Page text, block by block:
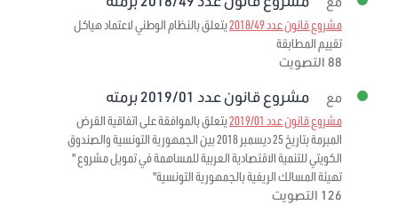
مشروع قانون عدد 2018/49
يتعلق بالنظام الوطني لاعتماد هياكل
تقييم المطابقة
88 التصويت
مع مشروع قانون عدد 2019/01 برمته
مشروع قانون عدد 2019/01
يتعلق بالموافقة على اتفاقية القرض
المبرمة بتاريخ 25 ديسمبر 2018 بين الجمهورية التونسية والصندوق
الكويتي للتنمية الاقتصادية العربية للمساهمة في تمويل مشروع "
تهيئة المسالك الريفية بالجمهورية التونسية"
126 التصويت